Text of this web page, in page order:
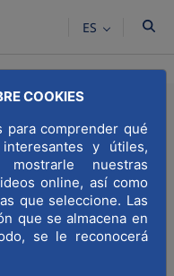
COOKIES
para comprender qué
y útiles,
nuestras
online, así como
que seleccione. Las
que se almacena en
se le reconocerá
ES
entre